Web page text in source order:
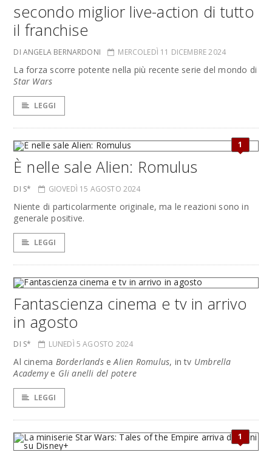
secondo miglior live-action di tutto
il franchise
DI ANGELA BERNARDONI MERCOLEDÌ 11 DICEMBRE 2024
La forza scorre potente nella più recente serie del mondo di
Star Wars
LEGGI
1
È nelle sale Alien: Romulus
DI S* GIOVEDÌ 15 AGOSTO 2024
Niente di particolarmente originale, ma le reazioni sono in
generale positive.
LEGGI
Fantascienza cinema e tv in arrivo
in agosto
DI S* LUNEDÌ 5 AGOSTO 2024
Al cinema BorderlandseAlien Romulus, in tv Umbrella
Academye Gli anelli del potere
LEGGI
1